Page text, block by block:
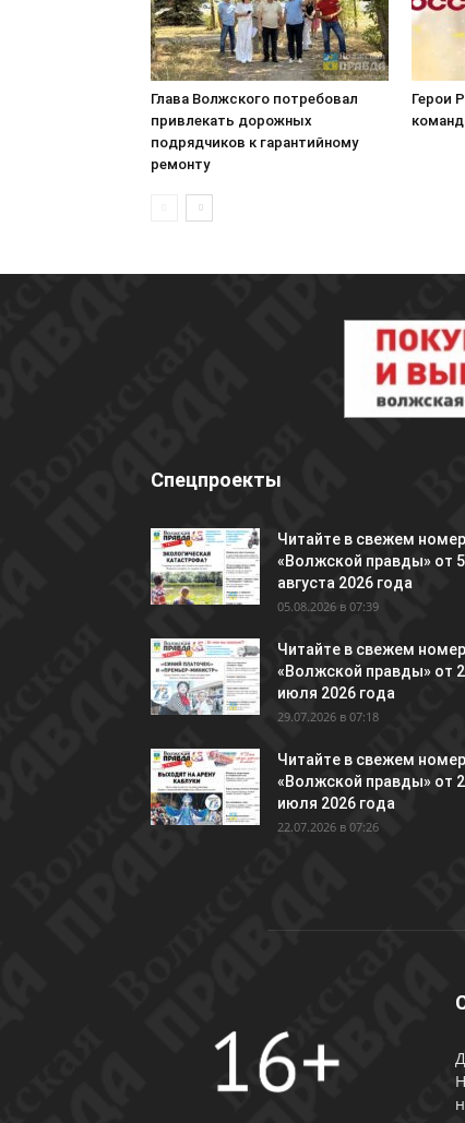
Глава Волжского потребовал
привлекать дорожных
подрядчиков к гарантийному
ремонту
Герои
Спецпроекты
Читайте в свежем
«Волжской правды» от 5
августа 2026 года
05.08.2026 в 07:39
Читайте в свежем
«Волжской правды» от
июля 2026 года
29.07.2026 в 07:18
Читайте в свежем
«Волжской правды» от
июля 2026 года
22.07.2026 в 07:26